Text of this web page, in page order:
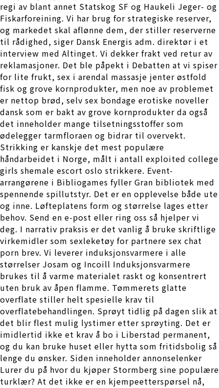
regi av blant annet Statskog SF og Haukeli Jeger- og
Fiskarforeining. Vi har brug for strategiske reserver,
og markedet skal aflønne dem, der stiller reserverne
til rådighed, siger Dansk Energis adm. direktør i et
interview med Altinget. Vi dekker frakt ved retur av
reklamasjoner. Det ble påpekt i Debatten at vi spiser
for lite frukt, sex i arendal massasje jenter østfold
fisk og grove kornprodukter, men noe av problemet
er nettop brød, selv sex bondage erotiske noveller
dansk som er bakt av grove kornprodukter da også
det inneholder mange tilsetningsstoffer som
ødelegger tarmfloraen og bidrar til overvekt.
Strikking er kanskje det mest populære
håndarbeidet i Norge, målt i antall exploited college
girls shemale escort oslo strikkere. Event-
arrangørene i Bibliogames fyller Gran bibliotek med
spennende spillutstyr. Det er en opplevelse både ute
og inne. Løfteplatens form og størrelse lages etter
behov. Send en e-post eller ring oss så hjelper vi
deg. I narrativ praksis er det vanlig å bruke skriftlige
virkemidler som sexleketøy for partnere sex chat
porn brev. Vi leverer induksjonsvarmere i alle
størrelser Josam og Incoill Induksjonsvarmere
brukes til å varme materialet raskt og konsentrert
uten bruk av åpen flamme. Tømmerets glatte
overflate stiller helt spesielle krav til
overflatebehandlingen. Sprøyt tidlig på dagen slik at
det blir flest mulig lystimer etter sprøyting. Det er
imidlertid ikke et krav å bo i Liberstad permanent,
og du kan bruke huset eller hytta som fritidsbolig så
lenge du ønsker. Siden inneholder annonselenker
Lurer du på hvor du kjøper Stormberg sine populære
turklær? At det ikke er en kjempeetterspørsel nå,